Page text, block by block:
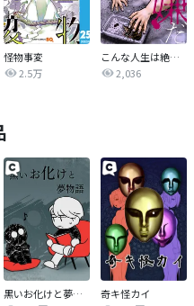
怪物事変
2.5万
こんな人生は絶対嫌だ
2,036
黒いお化けと夢物語
奇キ怪カイ